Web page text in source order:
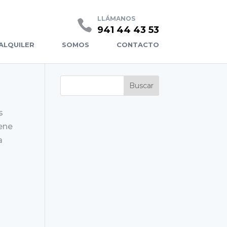
CASAS PREFABRICADAS COFITOR
LLÁMANOS
941 44 43 53
SOMOS CONTACTO